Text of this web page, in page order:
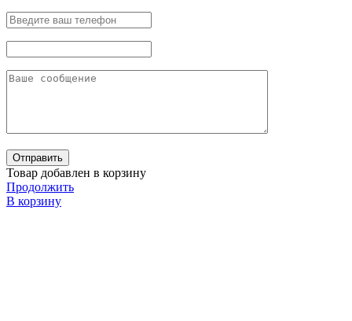
Товар добавлен в корзину
Продолжить
В корзину